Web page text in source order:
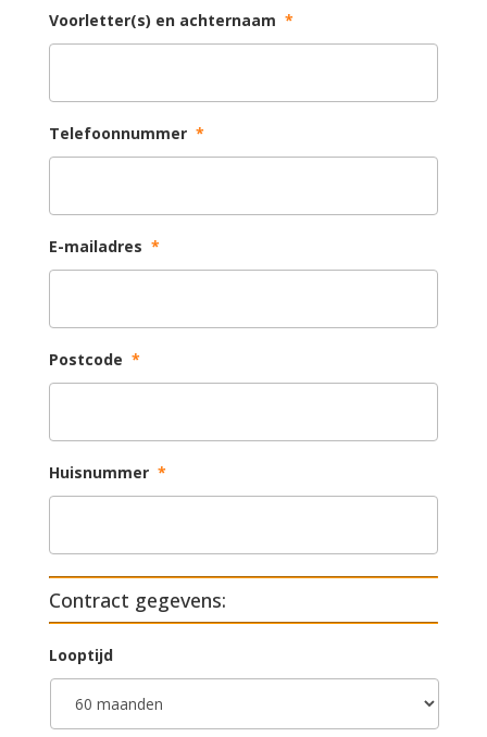
Voorletter(s) en achternaam *
Telefoonnummer *
E-mailadres *
Postcode *
Huisnummer *
Contract gegevens:
Looptijd